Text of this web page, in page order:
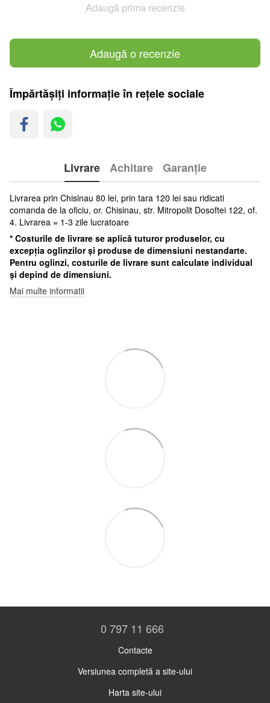
Adaugă prima recenzie
Adaugă o recenzie
Împărtășiți informație în rețele sociale
Livrare Achitare Garanție
Livrarea prin Chisinau 80 lei, prin tara 120 lei sau ridicati
comanda de la oficiu, or. Chisinau, str. Mitropolit Dosoftei 122, of.
4. Livrarea = 1-3 zile lucratoare
* Costurile de livrare se aplică tuturor produselor, cu
excepția oglinzilor și produse de dimensiuni nestandarte.
Pentru oglinzi, costurile de livrare sunt calculate individual
și depind de dimensiuni.
Mai multe informatii
0 797 11 666
Contacte
Versiunea completă a site-ului
Harta site-ului